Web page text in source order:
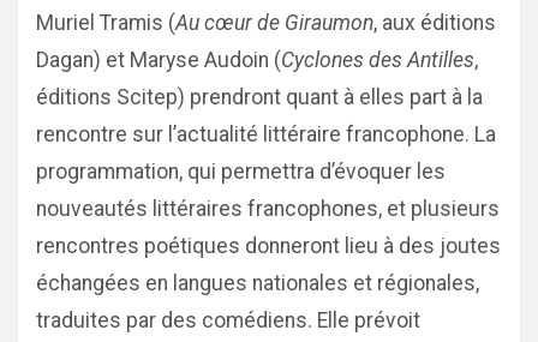
Muriel Tramis (Au cœur de Giraumon, aux éditions
Dagan) et Maryse Audoin (Cyclones des Antilles,
éditions Scitep) prendront quant à elles part à la
rencontre sur l’actualité littéraire francophone. La
programmation, qui permettra d’évoquer les
nouveautés littéraires francophones, et plusieurs
rencontres poétiques donneront lieu à des joutes
échangées en langues nationales et régionales,
traduites par des comédiens. Elle prévoit